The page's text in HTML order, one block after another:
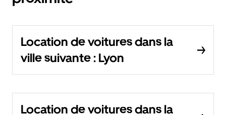
Location de voitures dans la
ville suivante : Lyon
Location de voitures dans la